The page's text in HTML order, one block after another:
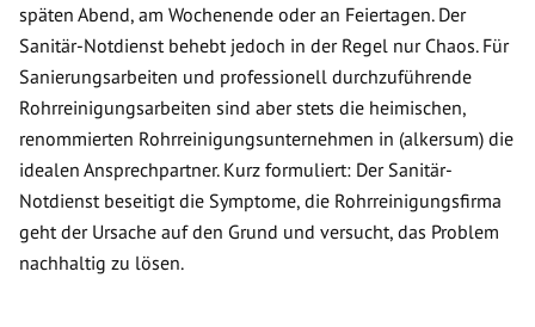
späten Abend, am Wochenende oder an Feiertagen. Der
Sanitär-Notdienst behebt jedoch in der Regel nur Chaos. Für
Sanierungsarbeiten und professionell durchzuführende
Rohrreinigungsarbeiten sind aber stets die heimischen,
renommierten Rohrreinigungsunternehmen in (alkersum) die
idealen Ansprechpartner. Kurz formuliert: Der Sanitär-
Notdienst beseitigt die Symptome, die Rohrreinigungsfirma
geht der Ursache auf den Grund und versucht, das Problem
nachhaltig zu lösen.